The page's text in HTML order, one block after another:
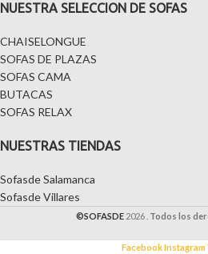
NUESTRA SELECCION DE SOFAS
CHAISELONGUE
SOFAS DE PLAZAS
SOFAS CAMA
BUTACAS
SOFAS RELAX
NUESTRAS TIENDAS
Sofasde Salamanca
Sofasde Villares
©SOFASDE 2026 . Todos los
FacebookInstagram